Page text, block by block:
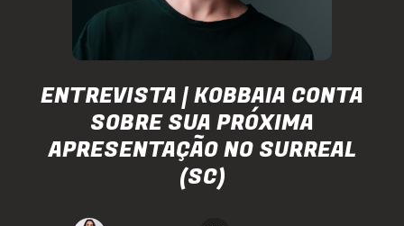
ENTREVISTA | KOBBAIA CONTA
SOBRE SUA PRÓXIMA
APRESENTAÇÃO NO SURREAL
(SC)